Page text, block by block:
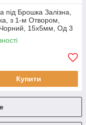
під Брошка Залізна,
з 1-м Отвором,
Чорний, 15х5мм, Од 3
0.8 мм, (50 шт.)
Купити